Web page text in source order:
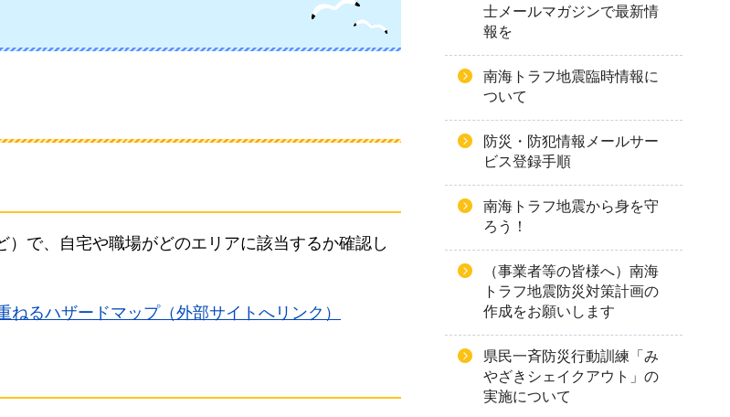
で、自宅や職場がどのエリアに該当するか確認し
ねるハザードマップ（外部サイトへリンク）
士メールマガジンで最新情
報を
南海トラフ地震臨時情報に
ついて
防災・防犯情報メールサー
ビス登録手順
南海トラフ地震から身を守
ろう！
（事業者等の皆様へ）南海
トラフ地震防災対策計画の
作成をお願いします
県民一斉防災行動訓練「み
やざきシェイクアウト」の
実施について